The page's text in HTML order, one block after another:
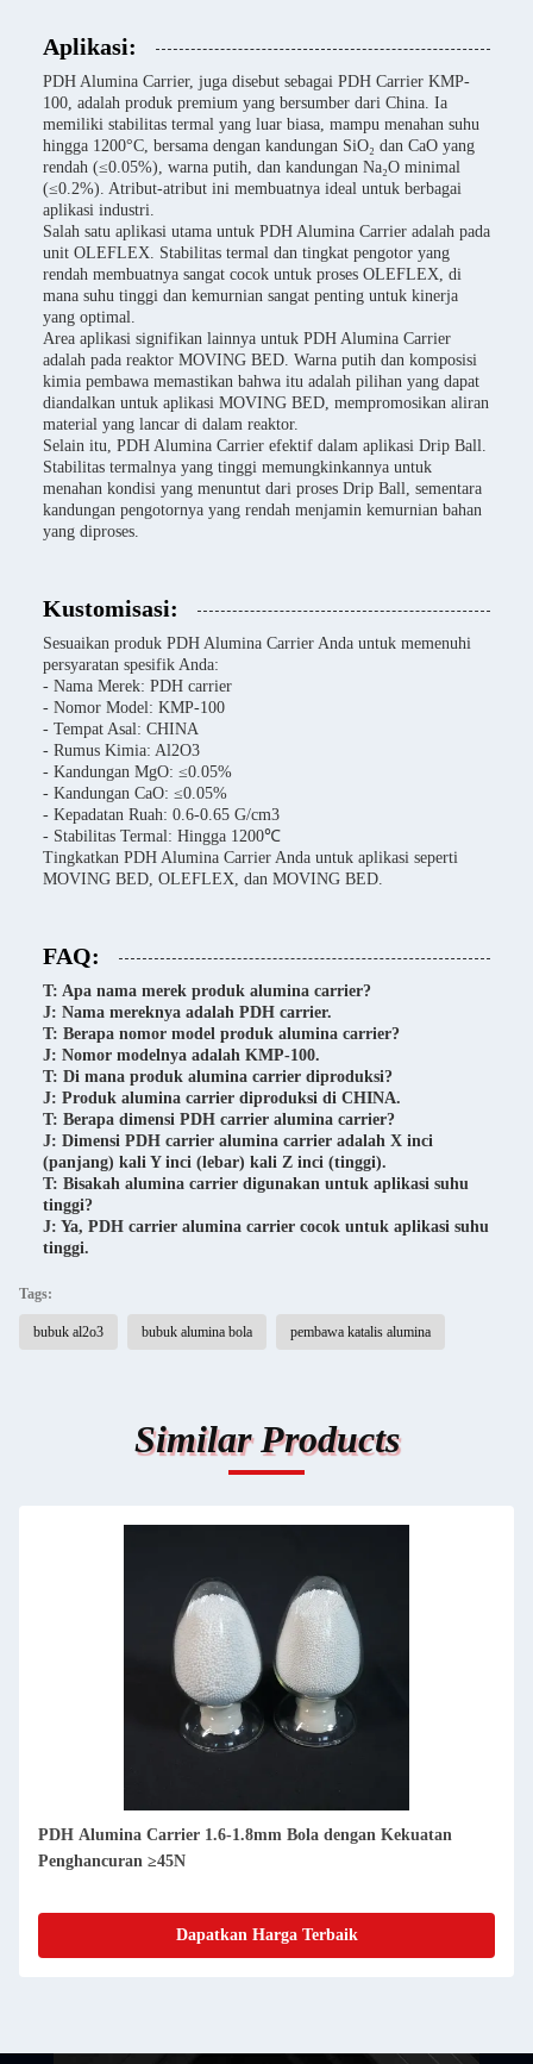
Aplikasi:
PDH Alumina Carrier, juga disebut sebagai PDH Carrier KMP-
100, adalah produk premium yang bersumber dari China. Ia
memiliki stabilitas termal yang luar biasa, mampu menahan suhu
hingga 1200°C, bersama dengan kandungan SiO₂ dan CaO yang
rendah (≤0.05%), warna putih, dan kandungan Na₂O minimal
(≤0.2%). Atribut-atribut ini membuatnya ideal untuk berbagai
aplikasi industri.
Salah satu aplikasi utama untuk PDH Alumina Carrier adalah pada
unit OLEFLEX. Stabilitas termal dan tingkat pengotor yang
rendah membuatnya sangat cocok untuk proses OLEFLEX, di
mana suhu tinggi dan kemurnian sangat penting untuk kinerja
yang optimal.
Area aplikasi signifikan lainnya untuk PDH Alumina Carrier
adalah pada reaktor MOVING BED. Warna putih dan komposisi
kimia pembawa memastikan bahwa itu adalah pilihan yang dapat
diandalkan untuk aplikasi MOVING BED, mempromosikan aliran
material yang lancar di dalam reaktor.
Selain itu, PDH Alumina Carrier efektif dalam aplikasi Drip Ball.
Stabilitas termalnya yang tinggi memungkinkannya untuk
menahan kondisi yang menuntut dari proses Drip Ball, sementara
kandungan pengotornya yang rendah menjamin kemurnian bahan
yang diproses.
Kustomisasi:
Sesuaikan produk PDH Alumina Carrier Anda untuk memenuhi
persyaratan spesifik Anda:
- Nama Merek: PDH carrier
- Nomor Model: KMP-100
- Tempat Asal: CHINA
- Rumus Kimia: Al2O3
- Kandungan MgO: ≤0.05%
- Kandungan CaO: ≤0.05%
- Kepadatan Ruah: 0.6-0.65 G/cm3
- Stabilitas Termal: Hingga 1200℃
Tingkatkan PDH Alumina Carrier Anda untuk aplikasi seperti
MOVING BED, OLEFLEX, dan MOVING BED.
FAQ:
T: Apa nama merek produk alumina carrier?
J: Nama mereknya adalah PDH carrier.
T: Berapa nomor model produk alumina carrier?
J: Nomor modelnya adalah KMP-100.
T: Di mana produk alumina carrier diproduksi?
J: Produk alumina carrier diproduksi di CHINA.
T: Berapa dimensi PDH carrier alumina carrier?
J: Dimensi PDH carrier alumina carrier adalah X inci
(panjang) kali Y inci (lebar) kali Z inci (tinggi).
T: Bisakah alumina carrier digunakan untuk aplikasi suhu
tinggi?
J: Ya, PDH carrier alumina carrier cocok untuk aplikasi suhu
tinggi.
Tags:
bubuk al2o3 bubuk alumina bola pembawa katalis alumina
Similar Products
PDH Alumina Carrier 1.6-1.8mm Bola dengan Kekuatan
Penghancuran ≥45N
Dapatkan Harga Terbaik